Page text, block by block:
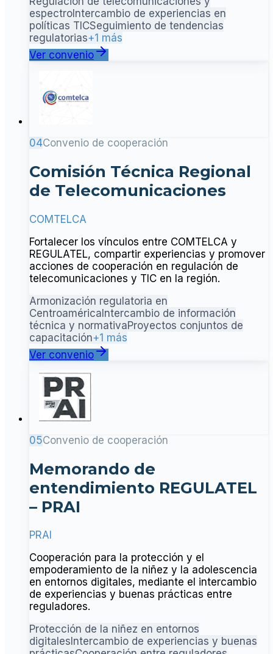
espectro Intercambio de experiencias en
políticas TICSeguimiento de tendencias
regulatorias+1 más
Ver convenio
04Convenio de cooperación
Comisión Técnica Regional
de Telecomunicaciones
COMTELCA
Fortalecer los vínculos entre COMTELCA y
REGULATEL, compartir experiencias y promover
acciones de cooperación en regulación de
telecomunicaciones y TIC en la región.
Armonización regulatoria en
CentroaméricaIntercambio de información
técnica y normativaProyectos conjuntos de
capacitación+1 más
Ver convenio
05Convenio de cooperación
Memorando de
entendimiento REGULATEL
– PRAI
PRAI
Cooperación para la protección y el
empoderamiento de la niñez y la adolescencia
en entornos digitales, mediante el intercambio
de experiencias y buenas prácticas entre
reguladores.
Protección de la niñez en entornos
digitales Intercambio de experiencias y buenas